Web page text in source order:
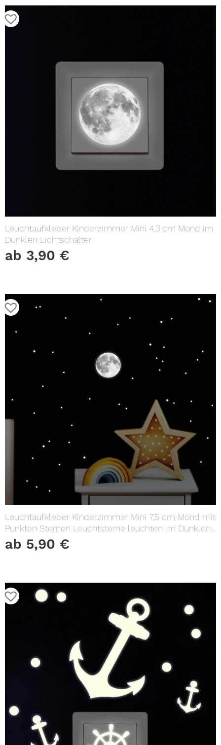
Leuchtaufkleber Kinderzimmer Mini 4,3 cm Mond im
Dunklen Lichtschalter
ab 3,90 €
Leuchtaufkleber Kinderzimmer Mini 7,5 cm Mond mit
Punkten Sternen Leuchtsterne leuchten im Dunklen
Lichtschalter
ab 5,90 €